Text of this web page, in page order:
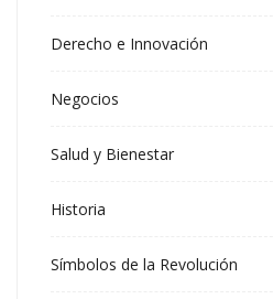
Derecho e Innovación
Negocios
Salud y Bienestar
Historia
Símbolos de la Revolución